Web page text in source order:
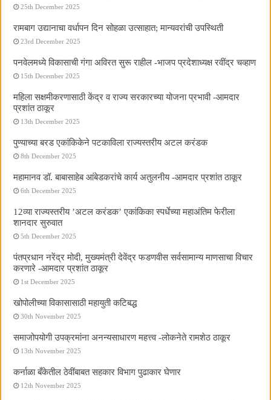
25th December 2025
रामबाग उद्यानाचा वर्धापन दिन सोहळा उत्साहात; मान्यवरांची उपस्थिती
23rd December 2025
पनवेलमध्ये विकासाची गंगा अविरत सुरू राहील -भाजप प्रदेशाध्यक्ष रवींद्र चव्हाण
15th December 2025
महिला सक्षमीकरणासाठी केंद्र व राज्य सरकारच्या योजना प्रभावी -आमदार
प्रशांत ठाकूर
13th December 2025
पुण्याच्या बरड एकांकिकेने पटकाविला राज्यस्तरीय अटल करंडक
8th December 2025
महामानव डॉ. बाबासाहेब आंबेडकरांचे कार्य अतुलनीय -आमदार प्रशांत ठाकूर
6th December 2025
12व्या राज्यस्तरीय ’अटल करंडक’ एकांकिका स्पर्धेच्या महाअंतिम फेरीला
शानदार सुरुवात
5th December 2025
पंतप्रधान नरेंद्र मोदी, मुख्यमंत्री देवेंद्र फडणवीस सर्वसामान्य माणसाचा विचार
करणारे -आमदार प्रशांत ठाकूर
1st December 2025
खोपोलीच्या विकासासाठी महायुती कटिबद्ध
30th November 2025
समाजोपयोगी उपक्रमांना अनन्यसाधारण महत्त्व -लोकनेते रामशेठ ठाकूर
13th November 2025
कर्नाळा बँकेतील ठेवींबाबत सहकार विभाग पुढाकार घेणार
12th November 2025